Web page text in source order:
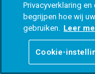
Privacyverklaring
begrijpen hoe wij
gebruiken. Leer
Cookie-